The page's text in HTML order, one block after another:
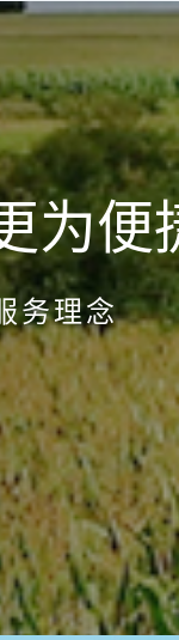
为便
务理念